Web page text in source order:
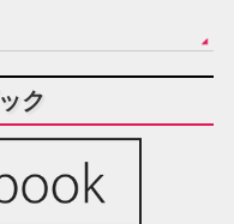
ク